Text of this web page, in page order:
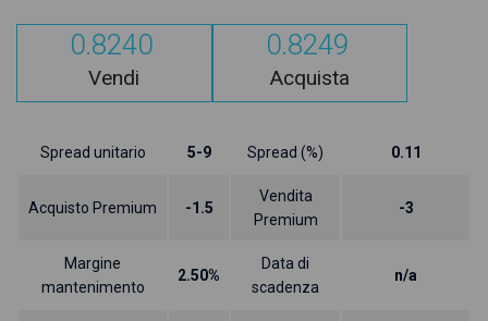
0.8240
Vendi
0.8249
Acquista
Spread unitario 5-9 Spread (%) 0.11
Acquisto Premium -1.5
Vendita
Premium
-3
Margine
mantenimento
2.50%
Data di
scadenza
n/a